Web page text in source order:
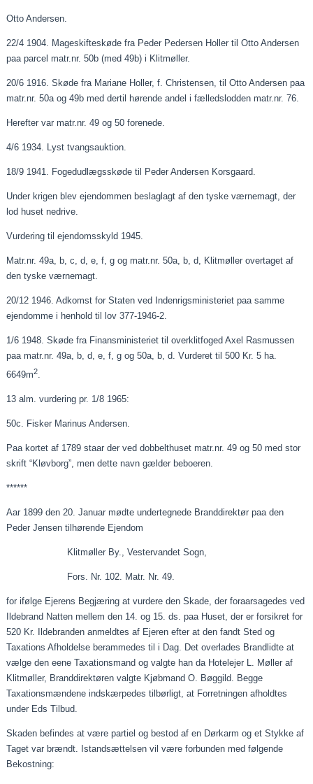
Otto Andersen.
22/4 1904. Mageskifteskøde fra Peder Pedersen Holler til Otto Andersen
paa parcel matr.nr. 50b (med 49b) i Klitmøller.
20/6 1916. Skøde fra Mariane Holler, f. Christensen, til Otto Andersenpaa
matr.nr. 50a og 49b med dertil hørende andel ifælledslodden matr.nr. 76.
Herefter var matr.nr. 49 og 50 forenede.
4/6 1934. Lyst tvangsauktion.
18/9 1941. Fogedudlægsskøde til Peder Andersen Korsgaard.
Under krigen blev ejendommen beslaglagt af den tyske værnemagt, der
lod huset nedrive.
Vurdering til ejendomsskyld 1945.
Matr.nr. 49a, b, c, d, e, f, g og matr.nr. 50a, b, d, Klitmøller overtaget af
den tyske værnemagt.
20/12 1946. Adkomst for Staten ved Indenrigsministerietpaa samme
ejendomme i henhold til lov 377-1946-2.
1/6 1948. Skøde fra Finansministeriet til overklitfoged Axel Rasmussen
paa matr.nr. 49a, b, d, e, f, g og 50a, b, d. Vurderet til 500 Kr. 5 ha.
6649m2.
13 alm. vurdering pr. 1/8 1965:
50c. Fisker Marinus Andersen.
Paakortet af 1789staar der ved dobbelthuset matr.nr. 49 og 50 med stor
skrift “Kløvborg”, men dette navn gælder beboeren.
******
Aar 1899 den 20.Januar mødte undertegnede Branddirektørpaaden
Peder Jensen tilhørende Ejendom
Klitmøller By.,Vestervandet Sogn,
Fors. Nr. 102. Matr. Nr. 49.
for ifølge Ejerens Begjæring at vurdere den Skade, derforaarsagedes ved
Ildebrand Natten mellem den 14. og 15. ds.paaHuset, der er forsikret for
520 Kr. Ildebranden anmeldtes af Ejeren efter at den fandt Sted og
Taxations Afholdelse berammedes til i Dag. Det overlades Brandlidte at
vælge deneene Taxationsmand og valgte han da Hotelejer L. Møller af
Klitmøller, Branddirektøren valgte Kjøbmand O. Bøggild. Begge
Taxationsmændene indskærpedes tilbørligt, at Forretningen afholdtes
under Eds Tilbud.
Skaden befindes at være partiel og bestod af en Dørkarm og et Stykke af
Taget var brændt. Istandsættelsen vil være forbunden med følgende
Bekostning: